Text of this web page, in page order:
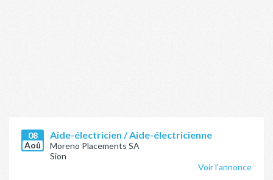
08
Aoû
Aide-électricien / Aide-électricienne
Moreno Placements SA
Sion
Voir l'annonce